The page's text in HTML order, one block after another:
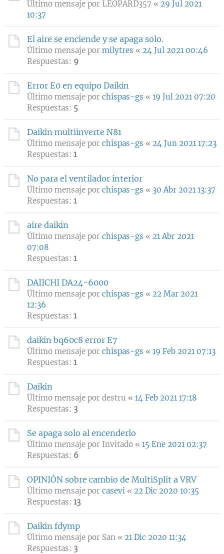
Último mensaje por LEOPARD357 « 29 Jul 2021
10:37
El aire se enciende y se apaga solo.
Último mensaje por milytres « 24 Jul 2021 00:46
Respuestas: 9
Error E0 en equipo Daikin
Último mensaje por chispas-gs « 19 Jul 2021 07:20
Respuestas: 5
Daikin multiinverte N81
Último mensaje por chispas-gs « 24 Jun 2021 17:23
Respuestas: 1
No para el ventilador interior
Último mensaje por chispas-gs « 30 Abr 2021 13:37
Respuestas: 1
aire daikin
Último mensaje por chispas-gs « 21 Abr 2021
07:08
Respuestas: 1
DAIICHI DA24-6000
Último mensaje por chispas-gs « 22 Mar 2021
12:36
Respuestas: 1
daikin bq60c8 error E7
Último mensaje por chispas-gs « 19 Feb 2021 07:13
Respuestas: 1
Daikin
Último mensaje por destru « 14 Feb 2021 17:18
Respuestas: 3
Se apaga solo al encenderlo
Último mensaje por Invitado « 15 Ene 2021 02:37
Respuestas: 6
OPINIÓN sobre cambio de MultiSplit a VRV
Último mensaje por casevi « 22 Dic 2020 10:35
Respuestas: 13
Daikin fdymp
Último mensaje por San « 21 Dic 2020 11:34
Respuestas: 3